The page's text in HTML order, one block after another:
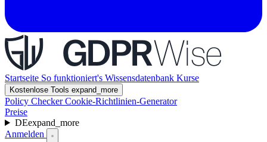
Startseite So funktioniert's Wissensdatenbank Kurse
Kostenlose Tools expand_more
Policy CheckerCookie-Richtlinien-Generator
Preise
DEexpand_more
Anmelden